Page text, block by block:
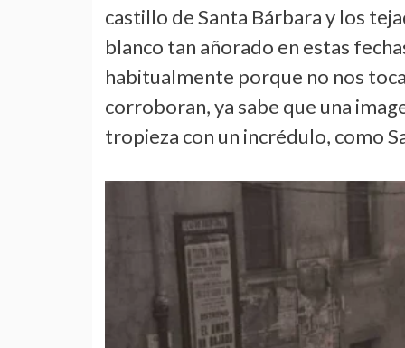
castillo de Santa Bárbara y los
blanco tan añorado en estas
habitualmente porque no nos
corroboran, ya sabe que una
tropieza con un incrédulo, como